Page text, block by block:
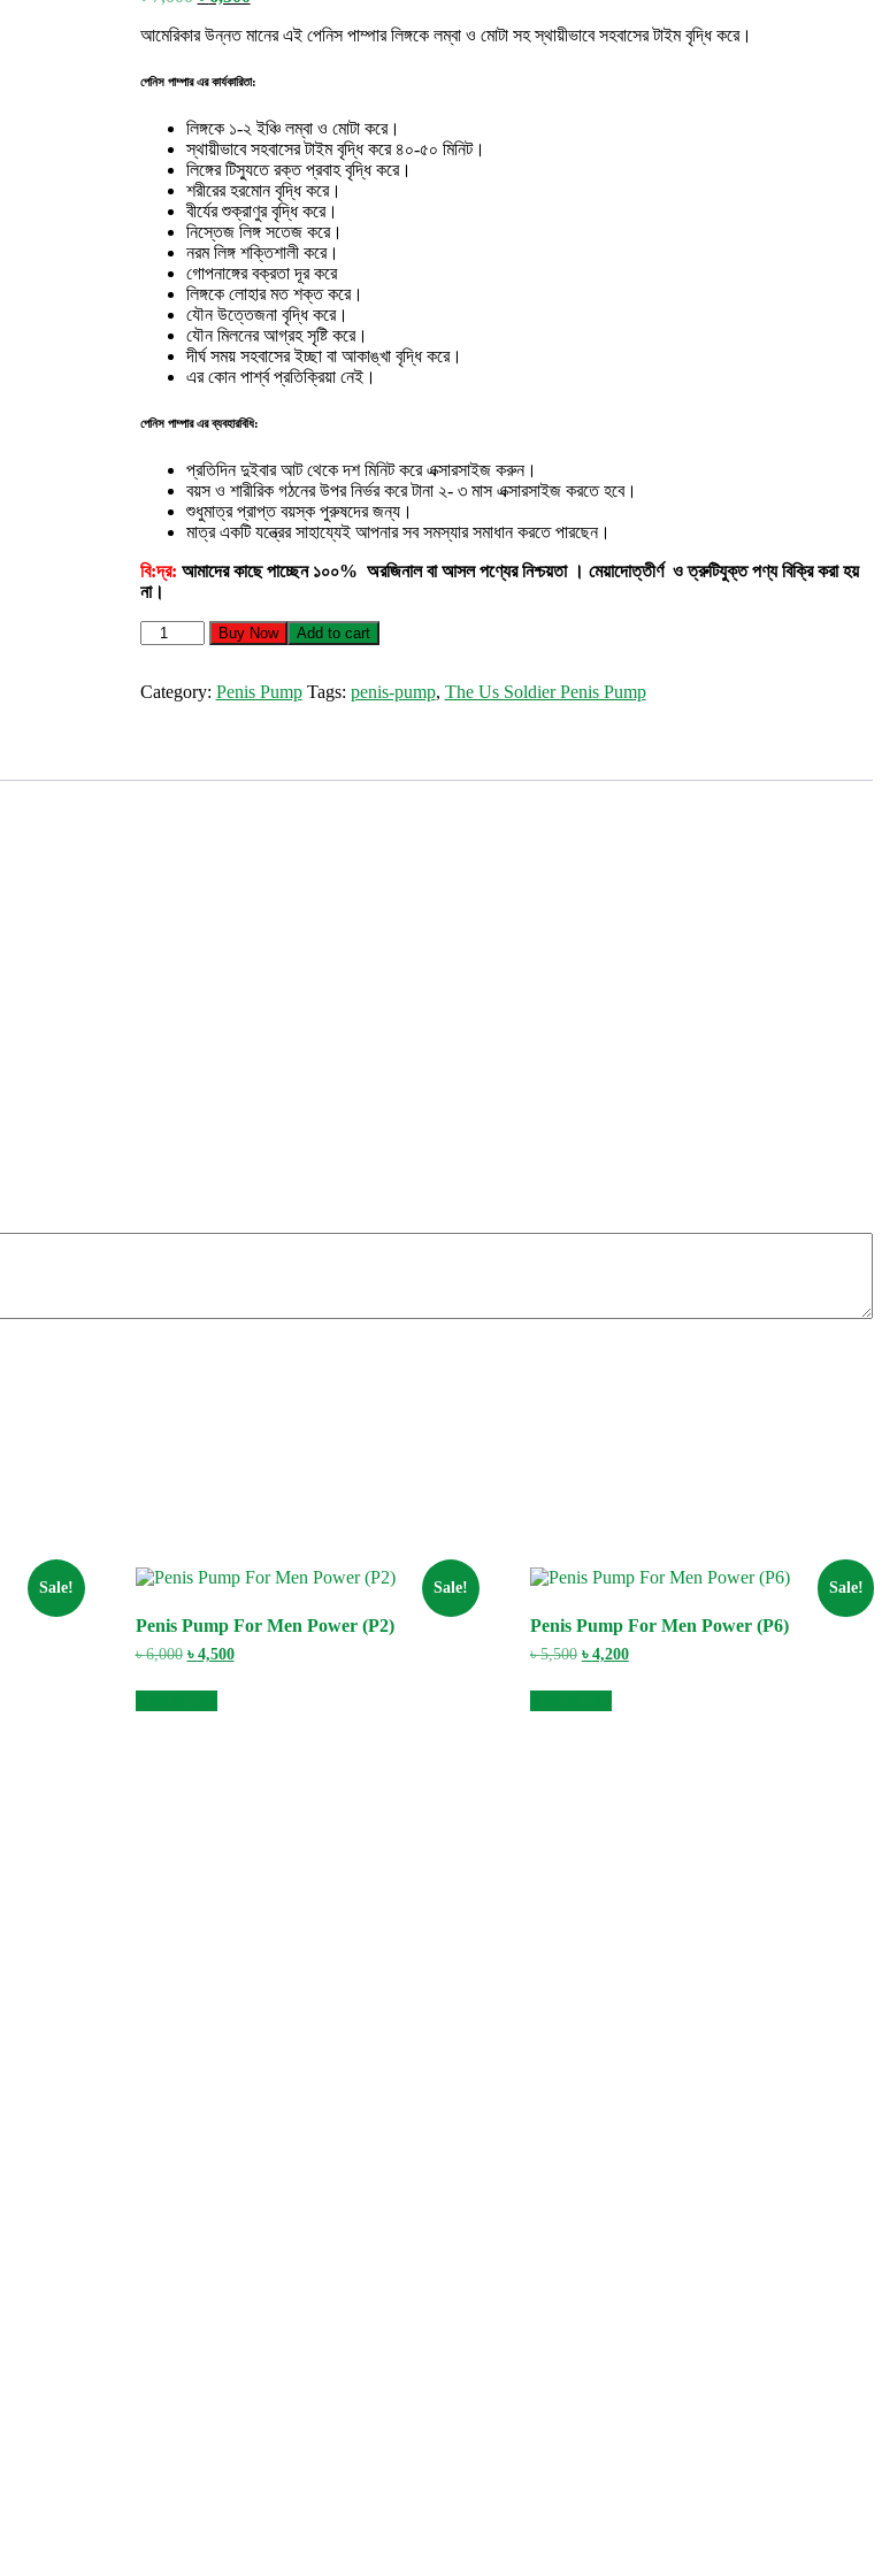
was:
is:
আমেরিকার উন্নত মানের এই পেনিস পাম্পার লিঙ্গকে লম্বা ও মোটা সহ স্থায়ীভাবে সহবাসের টাইম বৃদ্ধি করে।
পেনিস পাম্পার এর কার্যকারিতা:
লিঙ্গকে ১-২ ইঞ্চি লম্বা ও মোটা করে।
স্থায়ীভাবে সহবাসের টাইম বৃদ্ধি করে ৪০-৫০ মিনিট।
লিঙ্গের টিস্যুতে রক্ত প্রবাহ বৃদ্ধি করে।
শরীরের হরমোন বৃদ্ধি করে।
বীর্যের শুক্রাণুর বৃদ্ধি করে।
নিস্তেজ লিঙ্গ সতেজ করে।
নরম লিঙ্গ শক্তিশালী করে।
গোপনাঙ্গের বক্রতা দূর করে
লিঙ্গকে লোহার মত শক্ত করে।
যৌন উত্তেজনা বৃদ্ধি করে।
যৌন মিলনের আগ্রহ সৃষ্টি করে।
দীর্ঘ সময় সহবাসের ইচ্ছা বা আকাঙ্খা বৃদ্ধি করে।
এর কোন পার্শ্ব প্রতিক্রিয়া নেই।
পেনিস পাম্পার এর ব্যবহারবিধি:
প্রতিদিন দুইবার আট থেকে দশ মিনিট করে এক্সারসাইজ করুন।
বয়স ও শারীরিক গঠনের উপর নির্ভর করে টানা ২- ৩ মাস এক্সারসাইজ করতে হবে।
শুধুমাত্র প্রাপ্ত বয়স্ক পুরুষদের জন্য।
মাত্র একটি যন্ত্রের সাহায্যেই আপনার সব সমস্যার সমাধান করতে পারছেন।
বি:দ্র: আমাদের কাছে পাচ্ছেন ১০০% অরজিনাল বা আসল পণ্যের নিশ্চয়তা । মেয়াদোত্তীর্ণ ও ত্রুটিযুক্ত পণ্য বিক্রি করা হয়
না।
Electric
Penis
(P7)
Buy Now Add to cart
Category: Penis Pump Tags: penis-pump, The Us Soldier Penis Pump
Sale! Sale!
Penis Pump For Men Power (P2)
৳6,000 Original
was:
৳ 6,000.
৳ 4,500Current
Sale!
Penis Pump For Men Power (P6)
৳5,500 Original
was:
৳ 5,500.
৳ 4,200Current